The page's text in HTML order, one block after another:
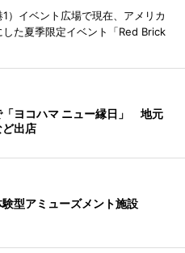
）イベント広場で現在、アメリカ
た夏季限定イベント「Red Brick
「ヨコハマ ニュー縁日」 地元
出店
型アミューズメント施設